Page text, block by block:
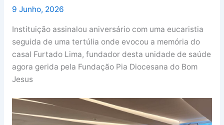
9 Junho, 2026
Instituição assinalou aniversário com uma eucaristia
seguida de uma tertúlia onde evocou a memória do
casal Furtado Lima, fundador desta unidade de saúde
agora gerida pela Fundação Pia Diocesana do Bom
Jesus